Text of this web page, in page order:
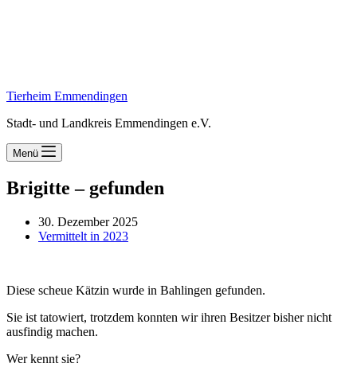
Tierheim Emmendingen
Stadt- und Landkreis Emmendingen e.V.
Menü
Brigitte – gefunden
30. Dezember 2025
Vermittelt in 2023
Diese scheue Kätzin wurde in Bahlingen gefunden.
Sie ist tatowiert, trotzdem konnten wir ihren Besitzer bisher nicht
ausfindig machen.
Wer kennt sie?